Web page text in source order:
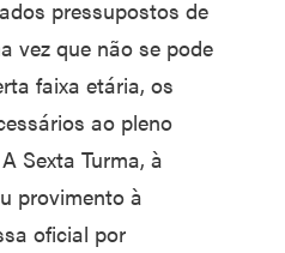
pressupostos de
vez que não se pode
faixa etária, os
ao pleno
Sexta Turma, à
provimento à
oficial por